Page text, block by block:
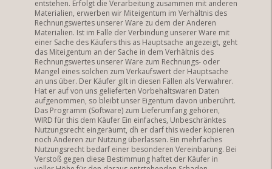
entstehen. Erfolgt die Verarbeitung zusammen mit anderen
Materialien, erwerben wir Miteigentum im Verhältnis des
Rechnungswertes unserer Ware zu dem der Anderen
Materialien. Ist im Falle der Verbindung unserer Ware mit
einer Sache des Käufers this as Hauptsache angezeigt, geht
das Miteigentum an der Sache in dem Verhältnis des
Rechnungswertes unserer Ware zum Rechnungs- oder
Mangel eines solchen zum Verkaufswert der Hauptsache
an uns über. Der Käufer gilt in diesen Fällen als Verwahrer.
Hat er auf von uns gelieferten Vorbehaltswaren Daten
aufgenommen, so bleibt unser Eigentum davon unberührt.
Das Programm (Software) zum Lieferumfang gehören,
WIRD für this dem Käufer Ein einfaches, Unbeschränktes
Nutzungsrecht eingeräumt, dh er darf this weder kopieren
noch Anderen zur Nutzung überlassen. Ein mehrfaches
Nutzungsrecht bedarf einer besonderen Vereinbarung. Bei
Verstoß gegen diese Bestimmung haftet der Käufer in